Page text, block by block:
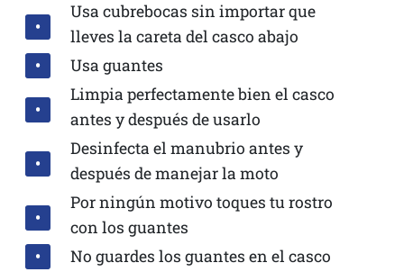
Usa cubrebocas sin importar que
lleves la careta del casco abajo
Usa guantes
Limpia perfectamente bien el casco
antes y después de usarlo
Desinfecta el manubrio antes y
después de manejar la moto
Por ningún motivo toques tu rostro
con los guantes
No guardes los guantes en el casco